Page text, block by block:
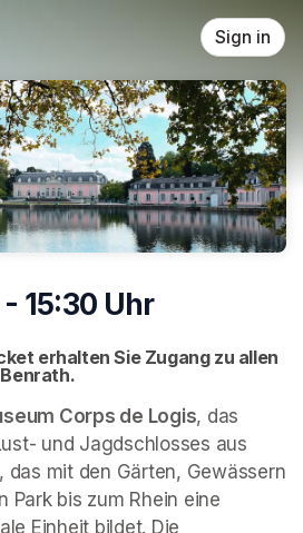
Sign in
15:30 Uhr
erhalten Sie Zugang zu allen
Corps de Logis, das
und Jagdschlosses aus
das mit den Gärten, Gewässern
Park bis zum Rhein eine
Einheit bildet. Die